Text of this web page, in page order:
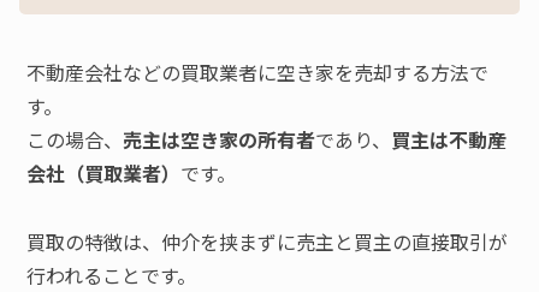
不動産会社などの買取業者に空き家を売却する方法で
す。
この場合、売主は空き家の所有者であり、 買主は不動産
会社（買取業者） です。
買取の特徴は、仲介を挟まずに売主と買主の直接取引が
行われることです。